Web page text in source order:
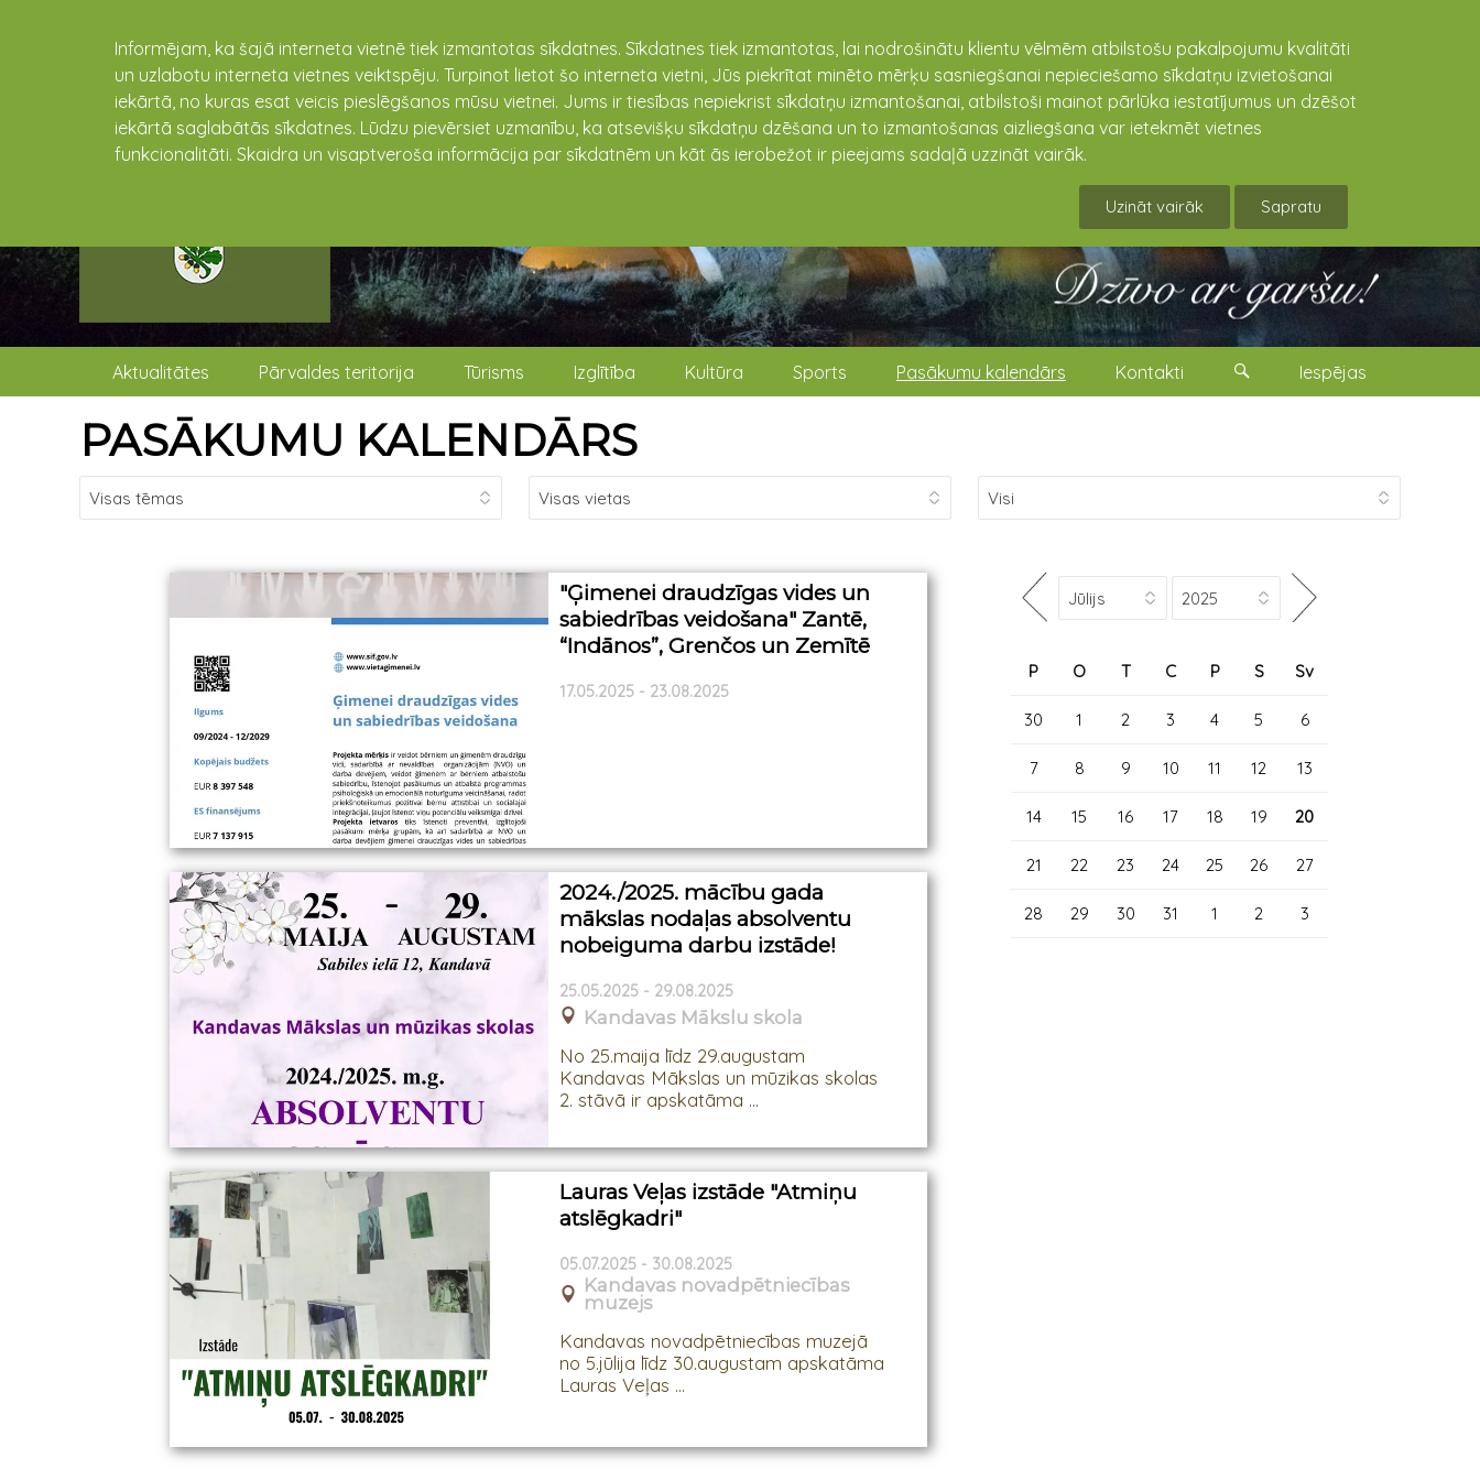
Informējam, ka šajā interneta vietnē tiek izmantotas sīkdatnes. Sīkdatnes tiek izmantotas, lai nodrošinātu klientu vēlmēm atbilstošu pakalpojumu kvalitāti
un uzlabotu interneta vietnes veiktspēju. Turpinot lietot šo interneta vietni, Jūs piekrītat minēto mērķu sasniegšanai nepieciešamo sīkdatņu izvietošanai
iekārtā, no kuras esat veicis pieslēgšanos mūsu vietnei. Jums ir tiesības nepiekrist sīkdatņu izmantošanai, atbilstoši mainot pārlūka iestatījumus un dzēšot
iekārtā saglabātās sīkdatnes. Lūdzu pievērsiet uzmanību, ka atsevišķu sīkdatņu dzēšana un to izmantošanas aizliegšana var ietekmēt vietnes
funkcionalitāti. Skaidra un visaptveroša informācija par sīkdatnēm un kāt ās ierobežot ir pieejams sadaļā uzzināt vairāk.
Uzināt vairāk Sapratu
Aktualitātes Pārvaldes teritorija Tūrisms Izglītība Kultūra Sports Pasākumu kalendārs Kontakti Iespējas
PASĀKUMU KALENDĀRS
"Ģimenei draudzīgas vides un
sabiedrības veidošana" Zantē,
“Indānos”, Grenčos un Zemītē
17.05.2025 - 23.08.2025
2024./2025. mācību gada
mākslas nodaļas absolventu
nobeiguma darbu izstāde!
25.05.2025 - 29.08.2025
Kandavas Mākslu skola
No 25.maija līdz 29.augustam
Kandavas Mākslas un mūzikas skolas
2. stāvā ir apskatāma ...
Lauras Veļas izstāde "Atmiņu
atslēgkadri"
05.07.2025 - 30.08.2025
Kandavas novadpētniecības
muzejs
Kandavas novadpētniecības muzejā
no 5.jūlija līdz 30.augustam apskatāma
Lauras Veļas ...
P O T C P S Sv
30 1 2 3 4 5 6
7 8 9 10 11 12 13
14 15 16 17 18 19 20
21 22 23 24 25 26 27
28 29 30 31 1 2 3